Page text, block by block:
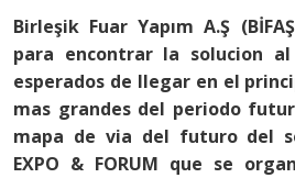
Birleşik Fuar Yapım A.Ş
para encontrar la solucion
esperados de llegar en el
mas grandes del periodo
mapa de via del futuro del
EXPO & FORUM que se